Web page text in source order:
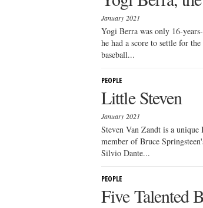
January 2021
Yogi Berra was only 16-
he had a score to settle for
baseball...
PEOPLE
Little Steven
January 2021
Steven Van Zandt is a
member of Bruce
Silvio Dante...
PEOPLE
Five Talented